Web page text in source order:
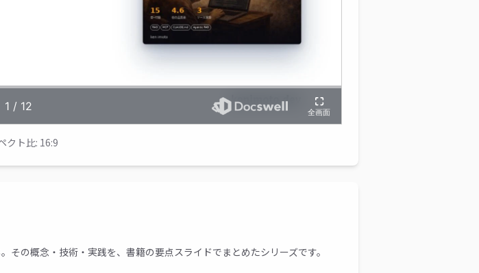
クト比: 16:9
の概念・技術・実践を、書籍の要点スライドでまとめたシリーズです。